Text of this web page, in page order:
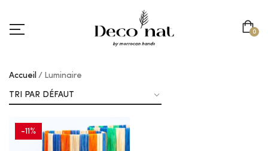
0
Accueil Luminaire
-11%